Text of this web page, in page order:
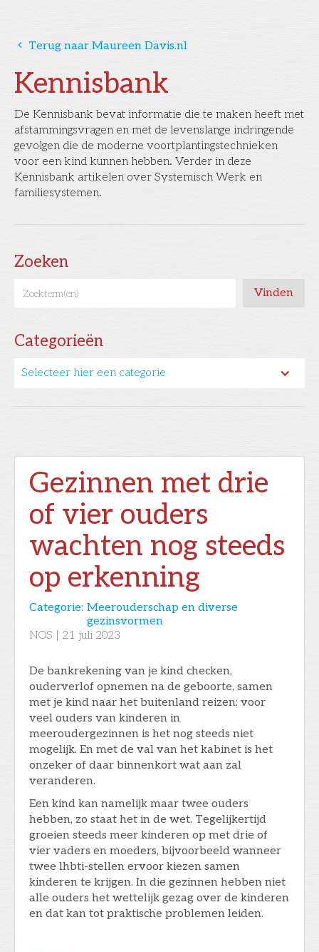
Kennisbank
De Kennisbank bevat informatie die te maken heeft met
afstammingsvragen en met de levenslange indringende
gevolgen die de moderne voortplantingstechnieken
voor een kind kunnen hebben. Verder in deze
Kennisbank artikelen over Systemisch Werk en
familiesystemen.
Zoeken
Categorieën
Selecteer hier een categorie
󰅁 Terug naar Maureen Davis.nl
Gezinnen met drie
of vier ouders
wachten nog steeds
op erkenning
Categorie: Meerouderschap en diverse
gezinsvormen
NOS
21 juli 2023
De bankrekening van je kind checken,
ouderverlof opnemen na de geboorte, samen
met je kind naar het buitenland reizen: voor
veel ouders van kinderen in
meeroudergezinnen is het nog steeds niet
mogelijk. En met de val van het kabinet is het
onzeker of daar binnenkort wat aan zal
veranderen.
Een kind kan namelijk maar twee ouders
hebben, zo staat het in de wet. Tegelijkertijd
groeien steeds meer kinderen op met drie of
vier vaders en moeders, bijvoorbeeld wanneer
twee lhbti-stellen ervoor kiezen samen
kinderen te krijgen. In die gezinnen hebben niet
alle ouders het wettelijk gezag over de kinderen
en dat kan tot praktische problemen leiden.